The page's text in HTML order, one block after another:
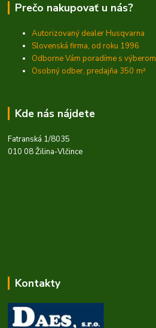
Prečo nakupovať u nás?
Autorizovaný dealer Husqvarna
Slovenská firma, od roku 1996
Odborne Vám poradíme s výberom
Osobný odber, predajňa 350 m²
Kde nás nájdete
Fatranská 1/8035
010 08 Žilina-Vlčince
Kontakty